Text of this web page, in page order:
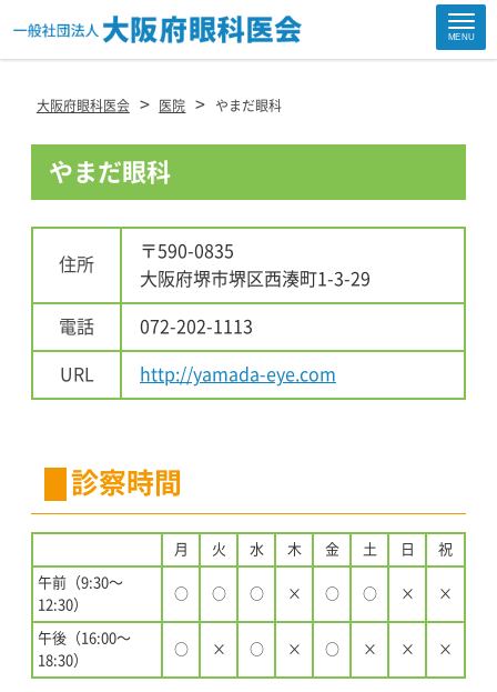
MENU
大阪府眼科医会 > 医院 > やまだ眼科
やまだ眼科
住所
〒590-0835
大阪府堺市堺区西湊町1-3-29
電話 072-202-1113
URL http://yamada-eye.com
診察時間
月 火 水 木 金 土 日 祝
午前（9:30〜
12:30）
○ ○ ○ × ○ ○ × ×
午後（16:00〜
18:30）
○ × ○ × ○ × × ×
Site
Footer